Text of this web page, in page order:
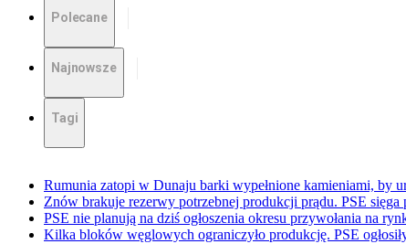
Polecane
Najnowsze
Tagi
Rumunia zatopi w Dunaju barki wypełnione kamieniami, by
Znów brakuje rezerwy potrzebnej produkcji prądu. PSE sięga
PSE nie planują na dziś ogłoszenia okresu przywołania na
Kilka bloków węglowych ograniczyło produkcję. PSE